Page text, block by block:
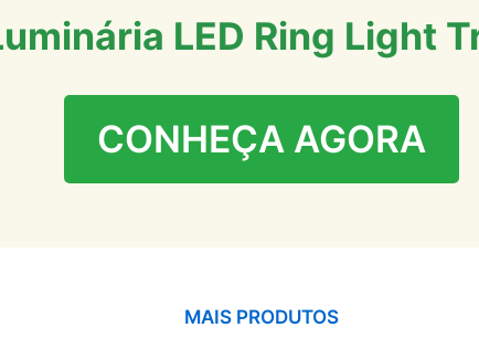
LED Ring Light
CONHEÇA AGORA
MAIS PRODUTOS